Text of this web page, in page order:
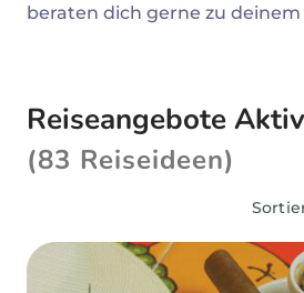
beraten dich gerne zu
Reiseangebote
(83 Reiseideen)